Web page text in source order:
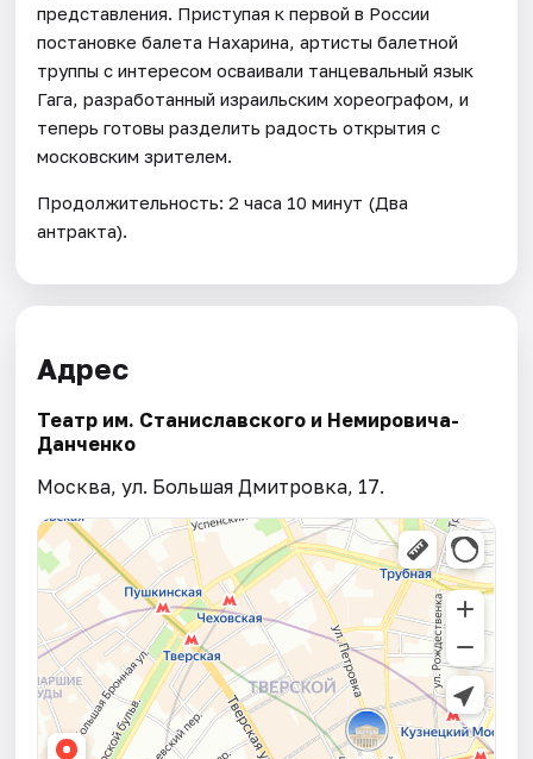
представления. Приступая к первой в России
постановке балета Нахарина, артисты балетной
труппы с интересом осваивали танцевальный язык
Гага, разработанный израильским хореографом, и
теперь готовы разделить радость открытия с
московским зрителем.
Продолжительность: 2 часа 10 минут (Два
антракта).
Адрес
Театр им. Станиславского и Немировича­-
Данченко
Москва, ул. Большая Дмитровка, 17.